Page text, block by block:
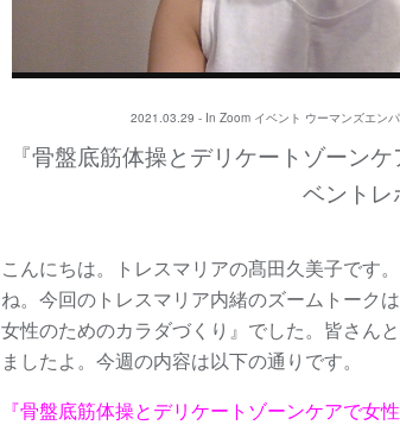
2021.03.29 - In Zoom イベント ウーマンズエン
『骨盤底筋体操とデリケートゾーン
ベントレ
こんにちは。トレスマリアの髙田久美子です
ね。今回のトレスマリア内緒のズームトーク
女性のためのカラダづくり』でした。皆さん
ましたよ。今週の内容は以下の通りです。
『骨盤底筋体操とデリケートゾーンケアで女